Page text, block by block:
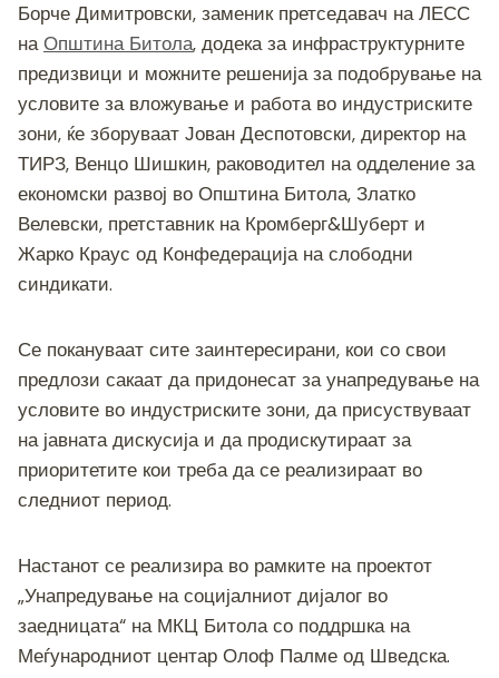
Борче Димитровски, заменик претседавач на ЛЕСС
наОпштина Битола, додека за инфраструктурните
предизвици и можните решенија за подобрување на
условите за вложување и работа во индустриските
зони, ќе зборуваат Јован Деспотовски, директор на
ТИРЗ, Венцо Шишкин, раководител на одделение за
економски развој во Општина Битола, Златко
Велевски, претставник на Кромберг&Шуберт и
Жарко Краус од Конфедерација на слободни
синдикати.
Се покануваат сите заинтересирани, кои со свои
предлози сакаат да придонесат за унапредување на
условите во индустриските зони, да присуствуваат
на јавната дискусија и да продискутираат за
приоритетите кои треба да се реализираат во
следниот период.
Настанот се реализира во рамките на проектот
„Унапредување на социјалниот дијалог во
заедницата“ на МКЦ Битола со поддршка на
Меѓународниот центар Олоф Палме од Шведска.